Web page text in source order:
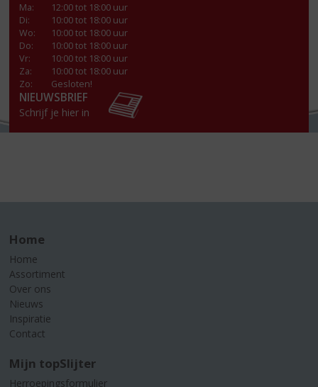
Ma:
12:00 tot 18:00 uur
Di:
10:00 tot 18:00 uur
Wo:
10:00 tot 18:00 uur
Do:
10:00 tot 18:00 uur
Vr:
10:00 tot 18:00 uur
Za:
10:00 tot 18:00 uur
Zo:
Gesloten!
NIEUWSBRIEF
Schrijf je hier in
Home
Home
Assortiment
Over ons
Nieuws
Inspiratie
Contact
Mijn topSlijter
Herroepingsformulier